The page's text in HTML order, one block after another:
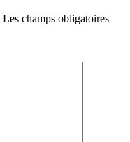
Les champs obligatoires